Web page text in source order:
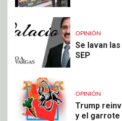
OPINIÓN
Se lavan las
SEP
OPINIÓN
Trump
y el garrote